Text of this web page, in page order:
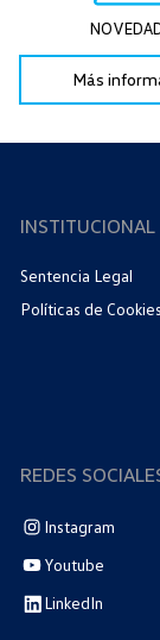
Más
INSTITUCIONAL
Sentencia Legal
Políticas de Cookies
REDES
Instagram
Youtube
LinkedIn